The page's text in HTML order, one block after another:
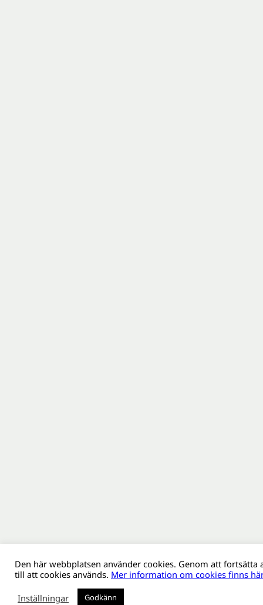
Den här webbplatsen använder cookies. Genom att fortsätta
till att cookies används. Mer information om cookies finns
Inställningar
Godkänn